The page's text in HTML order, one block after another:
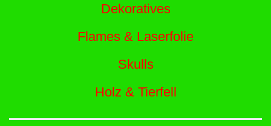
Dekoratives
Flames & Laserfolie
Skulls
Holz & Tierfell